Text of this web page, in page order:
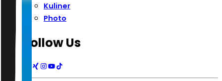
Kuliner
Photo
Follow Us